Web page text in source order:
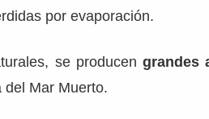
por evaporación.
se producen grandes
Mar Muerto.